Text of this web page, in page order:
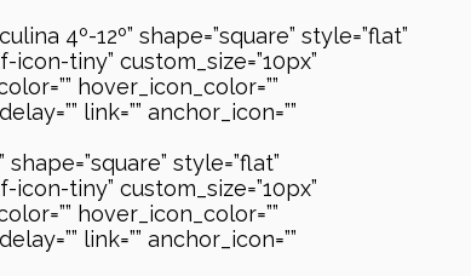
4º-12º” shape=”square” style=”flat”
tiny” custom_size=”10px”
hover_icon_color=””
link=”” anchor_icon=””
style=”flat”
tiny” custom_size=”10px”
hover_icon_color=””
link=”” anchor_icon=””